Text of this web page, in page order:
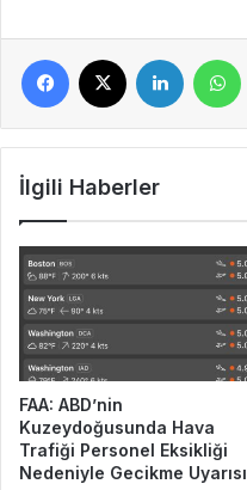
Facebook LinkedIn
İlgili Haberler
FAA: ABD’nin
Kuzeydoğusunda Hava
Trafiği Personel Eksikliği
Nedeniyle Gecikme Uyarısı